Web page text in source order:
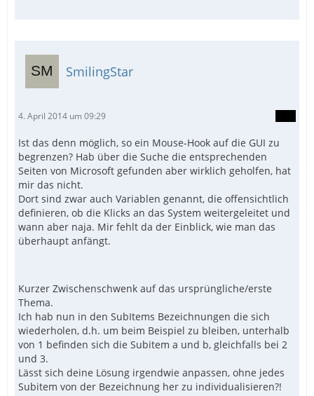
SmilingStar
4. April 2014 um 09:29
Ist das denn möglich, so ein Mouse-Hook auf die GUI zu
begrenzen? Hab über die Suche die entsprechenden
Seiten von Microsoft gefunden aber wirklich geholfen, hat
mir das nicht.
Dort sind zwar auch Variablen genannt, die offensichtlich
definieren, ob die Klicks an das System weitergeleitet und
wann aber naja. Mir fehlt da der Einblick, wie man das
überhaupt anfängt.
Kurzer Zwischenschwenk auf das ursprüngliche/erste
Thema.
Ich hab nun in den SubItems Bezeichnungen die sich
wiederholen, d.h. um beim Beispiel zu bleiben, unterhalb
von 1 befinden sich die Subitem a und b, gleichfalls bei 2
und 3.
Lässt sich deine Lösung irgendwie anpassen, ohne jedes
Subitem von der Bezeichnung her zu individualisieren?!